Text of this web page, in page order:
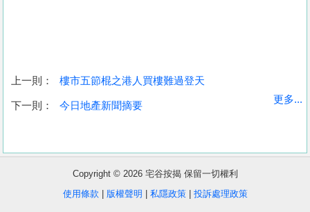
收
盤
上一則： 樓市五節棍之港人買樓難過登天
下一則： 今日地產新聞摘要
更多...
Copyright © 2026 宅谷按揭 保留一切權利
使用條款
版權聲明 私隱政策| 投訴處理政策